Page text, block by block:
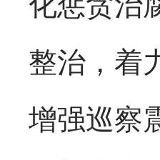
整治，着
增强巡察